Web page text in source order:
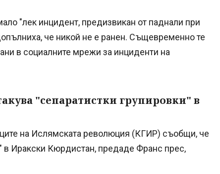
"лек инцидент, предизвикан от паднали при
че никой не е ранен. Същевременно те
в социалните мрежи за инциденти на
"сепаратистки групировки" в
на Ислямската революция (КГИР) съобщи, че
в Иракски Кюрдистан, предаде Франс прес,